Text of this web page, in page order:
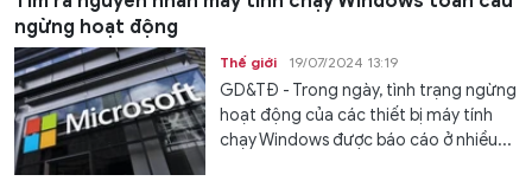
ngừng hoạt động
Thế giới 19/07/2024 13:19
GD&TĐ - Trong ngày, tình trạng ngừng
hoạt động của các thiết bị máy tính
chạy Windows được báo cáo ở nhiều...